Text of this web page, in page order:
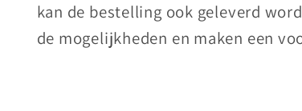
kan de bestelling ook geleverd
de mogelijkheden en maken een